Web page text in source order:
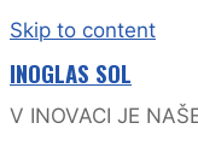
Skip to content
INOGLAS SOL
V INOVACI JE